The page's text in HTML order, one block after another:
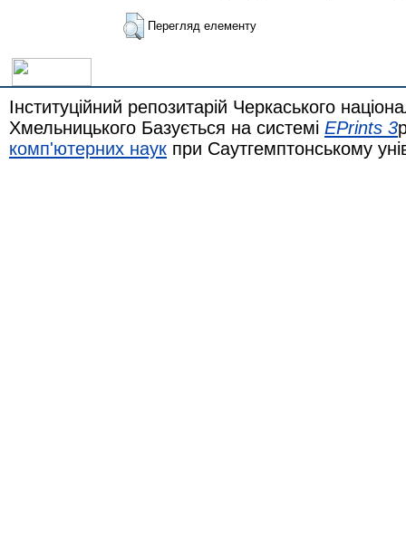
Перегляд елементу
Інституційний репозитарій Черкаського
Хмельницького Базується на системі EPrints 3
комп'ютерних наук при Саутгемптонському